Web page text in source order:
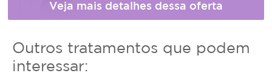
Horário
de
Outros tratamentos que podem
interessar: